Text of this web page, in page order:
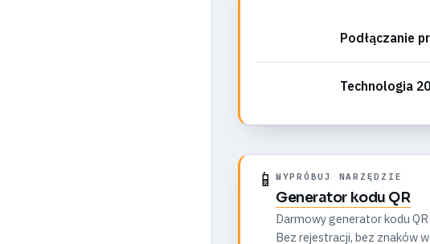
Podłączanie
Technologia
📱 WYPRÓBUJ NARZĘDZIE
Generator kodu QR
Darmowy generator kodu
Bez rejestracji, bez znaków